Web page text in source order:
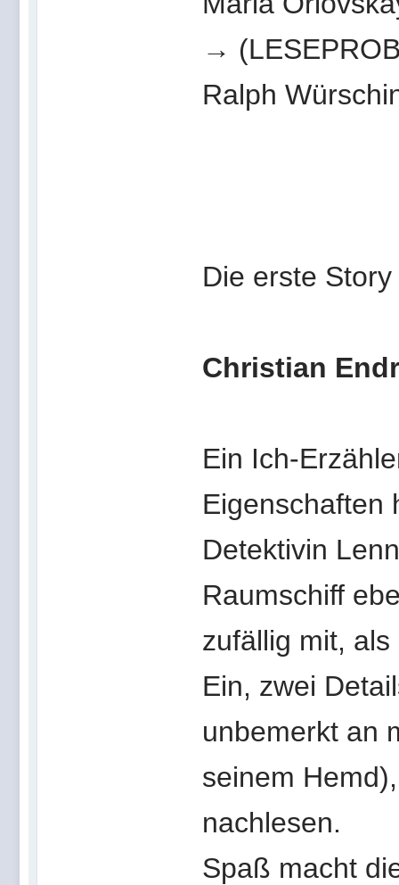
→
Ralph
Die erste
Christian
Ein Ich-
Eigenschaften
Detektivin
Raumschiff
zufällig mit,
Ein, zwei
unbemerkt an
seinem
nachlesen.
Spaß macht